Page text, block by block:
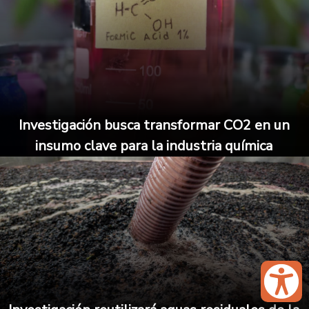
Investigación busca transformar CO2 en un
insumo clave para la industria química